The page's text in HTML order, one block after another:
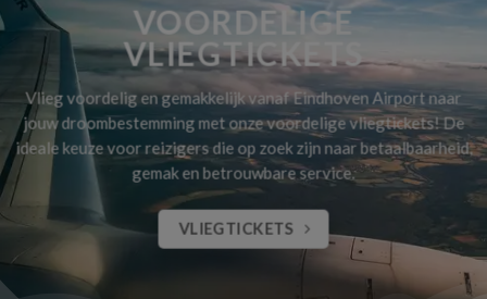
VOORDELIGE
VLIEGTICKETS
Vlieg voordelig en gemakkelijk vanaf Eindhoven Airport naar
jouw droombestemming met onze voordelige vliegtickets! De
ideale keuze voor reizigers die op zoek zijn naar betaalbaarheid,
gemak en betrouwbare service.
VLIEGTICKETS